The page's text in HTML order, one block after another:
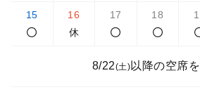
15
16
休
17 18
8/22(土) 以降の空席